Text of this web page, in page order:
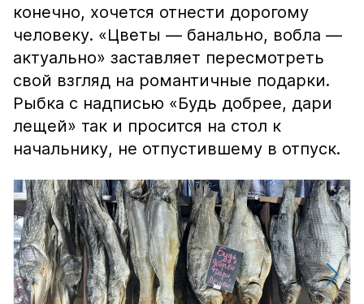
конечно, хочется отнести дорогому
человеку. «Цветы — банально, вобла —
актуально» заставляет пересмотреть
свой взгляд на романтичные подарки.
Рыбка с надписью «Будь добрее, дари
лещей» так и просится на стол к
начальнику, не отпустившему в отпуск.